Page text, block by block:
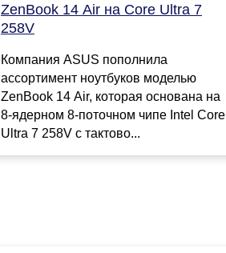
ZenBook 14 Air на Core Ultra 7
258V
Компания ASUS пополнила
ассортимент ноутбуков моделью
ZenBook 14 Air, которая основана на
8-ядерном 8-поточном чипе Intel Core
Ultra 7 258V с тактово...